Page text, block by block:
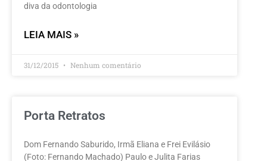
diva da odontologia
LEIA MAIS »
31/12/2015 Nenhum comentário
Porta Retratos
Dom Fernando Saburido, Irmã Eliana e Frei Evilásio
(Foto: Fernando Machado) Paulo e Julita Farias